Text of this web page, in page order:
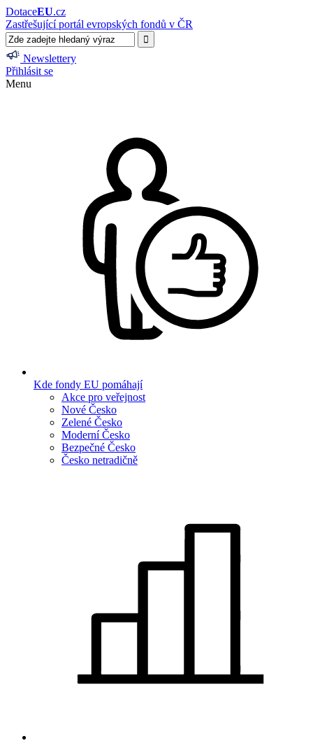
DotaceEU.cz
Zastřešující portál evropských fondů v ČR
Newslettery
Přihlásit se
Menu
Kde fondy EU pomáhají
Akce pro veřejnost
Nové Česko
Zelené Česko
Moderní Česko
Bezpečné Česko
Česko netradičně